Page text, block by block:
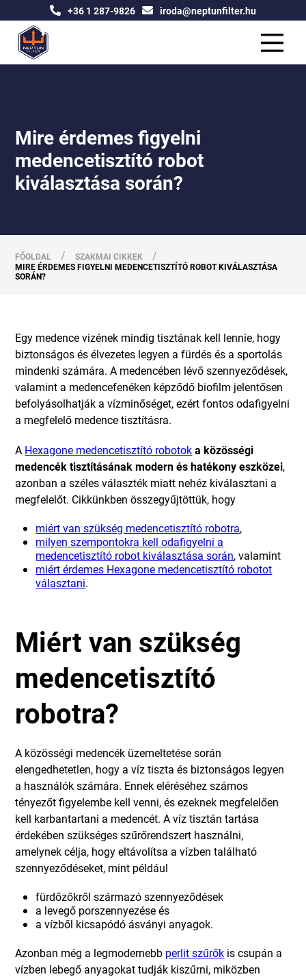
+36 1 287-9826 iroda@neptunfilter.hu
Mire érdemes figyelni
medencetisztító robot
kiválasztása során?
FŐOLDAL / SZAKMAI CIKKEK /
MIRE ÉRDEMES FIGYELNI MEDENCETISZTÍTÓ ROBOT KIVÁLASZTÁSA
SORÁN?
Egy medence vizének mindig tisztának kell lennie, hogy
biztonságos és élvezetes legyen a fürdés és a sportolás
mindenki számára. A medencében lévő szennyeződések,
valamint a medencefenéken képződő biofilm jelentősen
befolyásolhatják a vízminőséget, ezért fontos odafigyelni
a megfelelő medence tisztításra.
A Hexagone medencetisztító robotok a közösségi
medencék tisztításának modern és hatékony eszközei,
azonban a széles választék miatt nehéz kiválasztani a
megfelelőt. Cikkünkben összegyűjtöttük, hogy
miért van szükség medencetisztító robotra,
milyen szempontokra kell odafigyelni a
medencetisztító robot kiválasztása során, valamint
miért érdemes Hexagone medencetisztító robotot
választani.
Miért van szükség
medencetisztító
robotra?
A közösségi medencék üzemeltetése során
elengedhetetlen, hogy a víz tiszta és biztonságos legyen
a használók számára. Ennek eléréséhez számos
tényezőt figyelembe kell venni, és ezeknek megfelelően
kell karbantartani a medencét. A víz tisztán tartása
érdekében szükséges szűrőrendszert használni,
amelynek célja, hogy eltávolítsa a vízben található
szennyeződéseket, mint például
fürdőzőkről származó szennyeződések
a levegő porszennyezése és
a vízből kicsapódó ásványi anyagok.
Azonban még a legmodernebb perlit szűrők is csupán a
vízben lebegő anyagokat tudják kiszűrni, miközben